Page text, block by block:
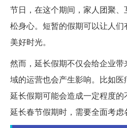
节日，在这个期间，家人团聚
松身心。短暂的假期可以让人
美好时光。
然而，延长假期不仅会给企业
域的运营也会产生影响。比如医
延长假期可能会造成一定程度
延长春节假期时，需要全面考虑